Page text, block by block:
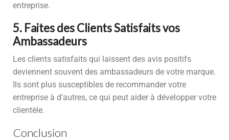
entreprise.
5. Faites des Clients Satisfaits vos
Ambassadeurs
Les clients satisfaits qui laissent des avis positifs
deviennent souvent des ambassadeurs de votre marque.
Ils sont plus susceptibles de recommander votre
entreprise à d’autres, ce qui peut aider à développer votre
clientèle.
Conclusion